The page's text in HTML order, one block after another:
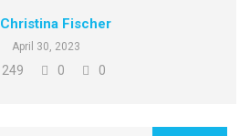
Christina Fischer
April 30, 2023
249 0 0